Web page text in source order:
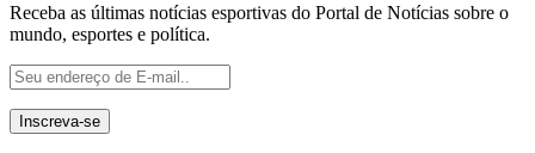
Receba as últimas notícias esportivas do Portal de Notícias sobre o
mundo, esportes e política.